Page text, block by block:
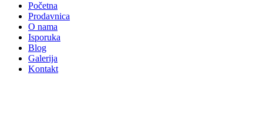
Početna
Prodavnica
O nama
Isporuka
Blog
Galerija
Kontakt